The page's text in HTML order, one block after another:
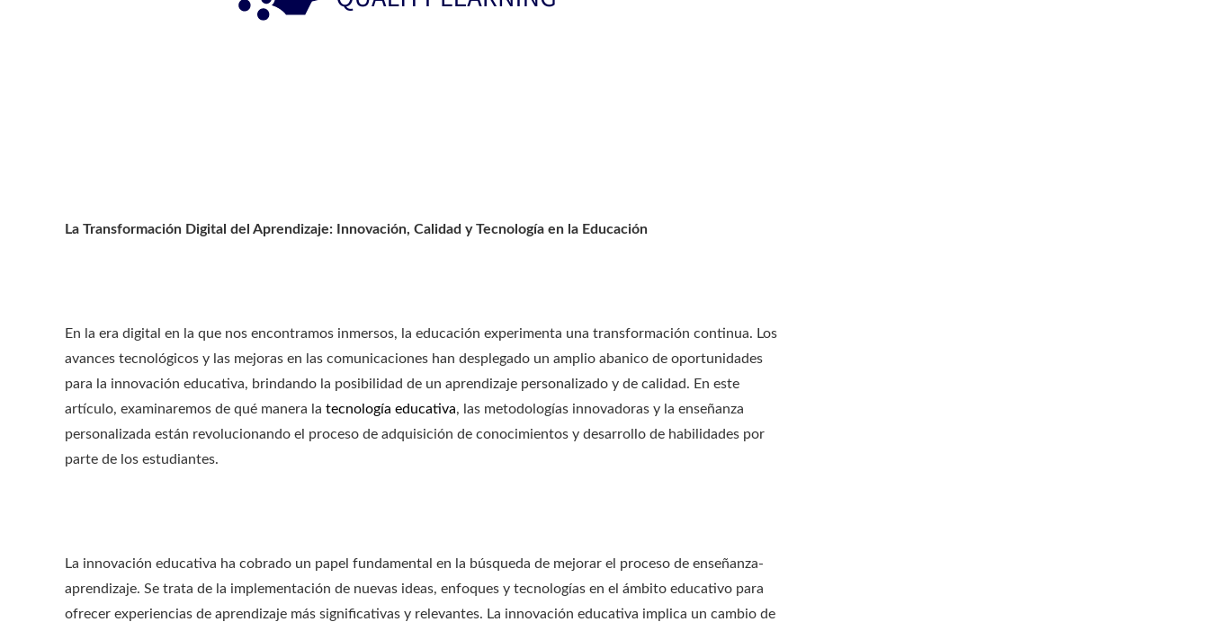
La Transformación Digital del Aprendizaje: Innovación, Calidad y Tecnología en la Educación
En la era digital en la que nos encontramos inmersos, la educación experimenta una transformación continua. Los
avances tecnológicos y las mejoras en las comunicaciones han desplegado un amplio abanico de oportunidades
para la innovación educativa, brindando la posibilidad de un aprendizaje personalizado y de calidad. En este
artículo, examinaremos de qué manera la tecnología educativa, las metodologías innovadoras y la enseñanza
personalizada están revolucionando el proceso de adquisición de conocimientos y desarrollo de habilidades por
parte de los estudiantes.
La innovación educativa ha cobrado un papel fundamental en la búsqueda de mejorar el proceso de enseñanza-
aprendizaje. Se trata de la implementación de nuevas ideas, enfoques y tecnologías en el ámbito educativo para
ofrecer experiencias de aprendizaje más significativas y relevantes. La innovación educativa implica un cambio de